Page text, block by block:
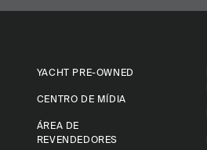
YACHT PRE-OWNED
CENTRO DE MÍDIA
ÁREA DE
REVENDEDORES